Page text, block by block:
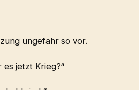
ungefähr so vor.
es jetzt Krieg?“